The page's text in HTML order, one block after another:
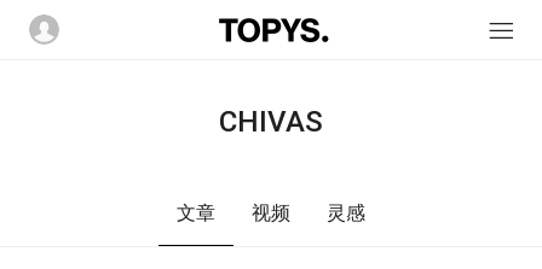
CHIVAS
文章 视频 灵感